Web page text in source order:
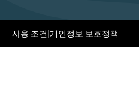
사용 조건|개인정보 보호정책